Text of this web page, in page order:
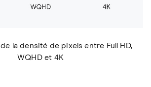
la densité de pixels entre Full HD,
WQHD et 4K